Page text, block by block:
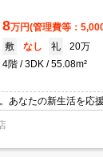
8万円(管理費等：
敷
なし 礼
20万
4階
3DK 55.08m²
あなたの新生活を応